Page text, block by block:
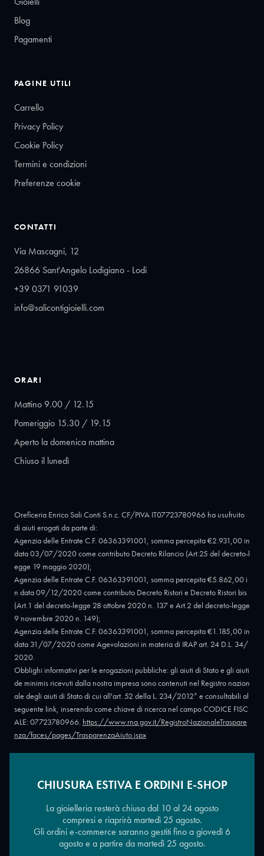
Blog
Pagamenti
PAGINE UTILI
Carrello
Privacy Policy
Cookie Policy
Termini e condizioni
Preferenze cookie
CONTATTI
Via Mascagni, 12
26866 Sant'Angelo Lodigiano - Lodi
+39 0371 91039
info@salicontigioielli.com
ORARI
Mattino 9.00 / 12.15
Pomeriggio 15.30 / 19.15
Aperto la domenica mattina
Chiuso il lunedì
Oreficeria Enrico Sali Conti S.n.c. CF/PIVA IT07723780966 ha usufruito
di aiuti erogati da parte di:
Agenzia delle Entrate C.F. 06363391001, somma percepita €2.931,00 in
data 03/07/2020 come contributo Decreto Rilancio (Art.25 del decreto-l
egge 19 maggio 2020);
Agenzia delle Entrate C.F. 06363391001, somma percepita €5.862,00 i
n data 09/12/2020 come contributo Decreto Ristori e Decreto Ristori bis
(Art.1 del decreto-legge 28 ottobre 2020 n. 137 e Art.2 del decreto-legge
9 novembre 2020 n. 149);
Agenzia delle Entrate C.F. 06363391001, somma percepita €1.185,00 in
data 31/07/2020 come Agevolazioni in materia di IRAP art. 24 D.L. 34/
2020.
Obblighi informativi per le erogazioni pubbliche: gli aiuti di Stato e gli aiuti
de minimis ricevuti dalla nostra impresa sono contenuti nel Registro nazion
ale degli aiuti di Stato di cui all'art. 52 della L. 234/2012” e consultabili al
seguente link, inserendo come chiave di ricerca nel campo CODICE FISC
ALE: 07723780966. https://www.rna.gov.it/RegistroNazionaleTraspare
nza/faces/pages/TrasparenzaAiuto.jspx
Copyright © 2026 - Oreficeria Enrico Sali Conti e C. snc - Partita IVA
CHIUSURA ESTIVA E ORDINI E-SHOP
La gioielleria resterà chiusa dal 10 al 24 agosto
compresi e riaprirà martedì 25 agosto.
Gli ordini e-commerce saranno gestiti fino a giovedì 6
agosto e a partire da martedì 25 agosto.